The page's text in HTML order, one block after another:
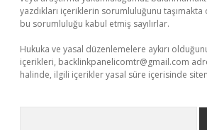
yazdıkları içeriklerin sorumluluğunu
bu sorumluluğu kabul etmiş sayılırlar.
Hukuka ve yasal düzenlemelere aykırı
içerikleri, backlinkpanelicomtr@gmail.com
halinde, ilgili içerikler yasal süre içerisinde